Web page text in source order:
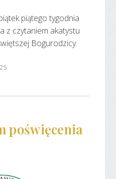
piątego tygodnia
z czytaniem akatystu
Bogurodzicy.
poświęcenia